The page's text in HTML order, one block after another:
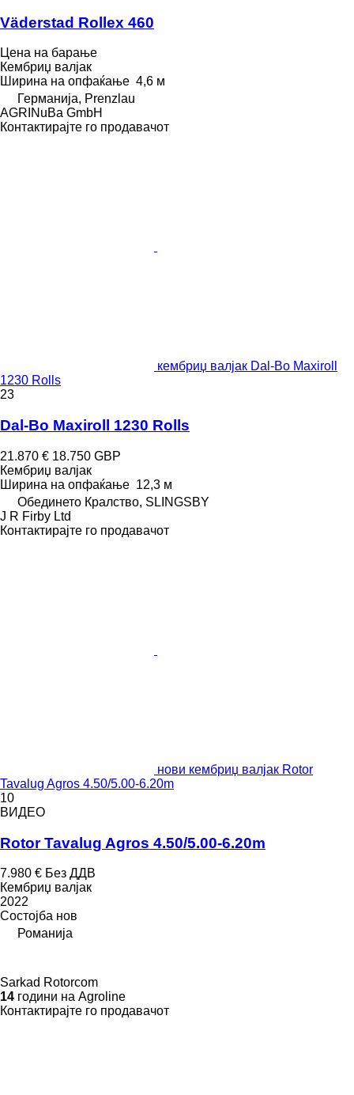
Väderstad Rollex 460
Цена на барање
Кембриџ валјак
Ширина на опфаќање 4,6 м
Германија, Prenzlau
AGRINuBa GmbH
Контактирајте го продавачот
кембриџ валјак Dal-Bo Maxiroll
1230 Rolls
23
Dal-Bo Maxiroll 1230 Rolls
21.870 € 18.750 GBP
Кембриџ валјак
Ширина на опфаќање 12,3 м
Обединето Кралство, SLINGSBY
J R Firby Ltd
Контактирајте го продавачот
нови кембриџ валјак Rotor
Tavalug Agros 4.50/5.00-6.20m
10
ВИДЕО
Rotor Tavalug Agros 4.50/5.00-6.20m
7.980 € Без ДДВ
Кембриџ валјак
2022
Состојба нов
Романија
Sarkad Rotorcom
14 години на Agroline
Контактирајте го продавачот